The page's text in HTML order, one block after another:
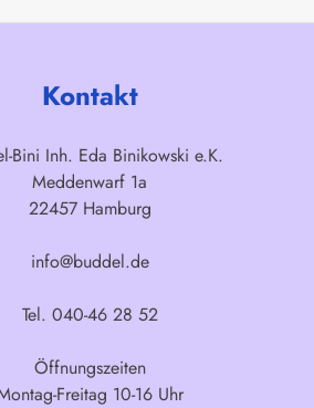
Kontakt
Bini Inh. Eda Binikowski e.K.
Meddenwarf 1a
22457 Hamburg
info@buddel.de
Tel. 040-46 28 52
Öffnungszeiten
Freitag 10-16 Uhr